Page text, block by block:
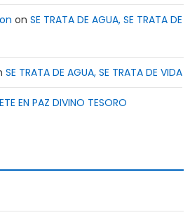
on SE TRATA DE AGUA, SE TRATA DE
SE TRATA DE AGUA, SE TRATA DE VIDA
EN PAZ DIVINO TESORO